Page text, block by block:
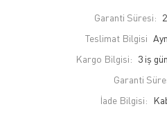
Garanti Süresi:
Teslimat Bilgisi
Kargo Bilgisi: 3 iş
Garanti
İade Bilgisi: